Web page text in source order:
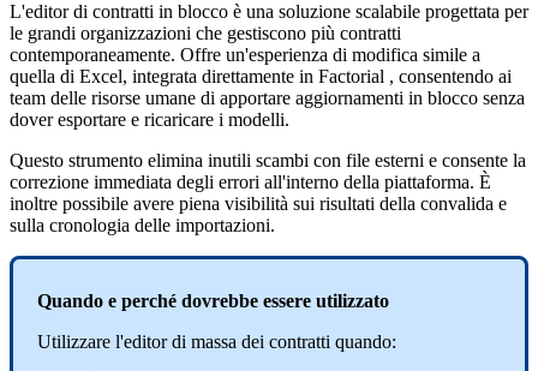
L'editor di contratti in blocco è una soluzione scalabile progettata per
le grandi organizzazioni che gestiscono più contratti
contemporaneamente. Offre un'esperienza di modifica simile a
quella di Excel, integrata direttamente in Factorial , consentendo ai
team delle risorse umane di apportare aggiornamenti in blocco senza
dover esportare e ricaricare i modelli.
Questo strumento elimina inutili scambi con file esterni e consente la
correzione immediata degli errori all'interno della piattaforma. È
inoltre possibile avere piena visibilità sui risultati della convalida e
sulla cronologia delle importazioni.
Quando e perché dovrebbe essere utilizzato
Utilizzare l'editor di massa dei contratti quando: